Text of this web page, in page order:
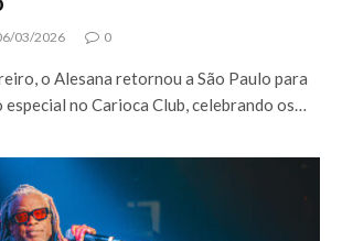
03/2026 0
o Alesana retornou a São Paulo para
especial no Carioca Club, celebrando os…